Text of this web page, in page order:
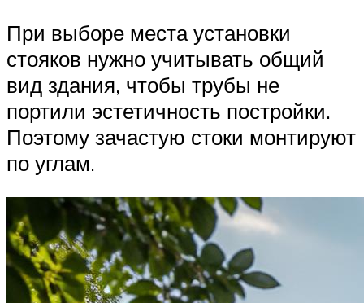
При выборе места установки
стояков нужно учитывать общий
вид здания, чтобы трубы не
портили эстетичность постройки.
Поэтому зачастую стоки монтируют
по углам.